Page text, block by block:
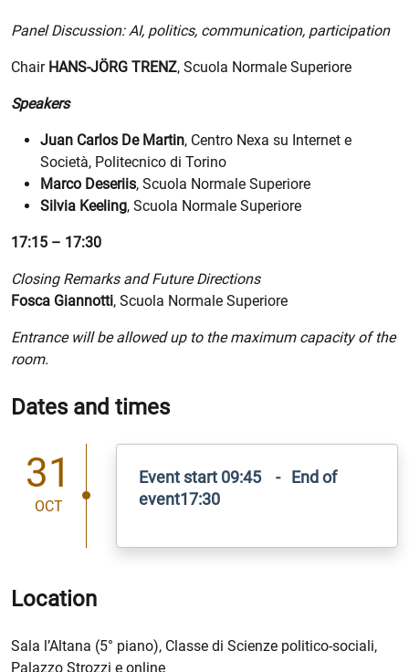
Panel Discussion: AI, politics, communication, participation
Chair HANS-JÖRG TRENZ, Scuola Normale Superiore
Speakers
Juan Carlos De Martin, Centro Nexa su Internet e
Società, Politecnico di Torino
Marco Deseriis, Scuola Normale Superiore
Silvia Keeling, Scuola Normale Superiore
17:15 – 17:30
Closing Remarks and Future Directions
Fosca Giannotti, Scuola Normale Superiore
Entrance will be allowed up to the maximum capacity of the
room.
Dates and times
31
OCT
Event start 09:45 - End of
event17:30
Location
Sala l’Altana (5° piano), Classe di Scienze politico-sociali,
Palazzo Strozzi e online